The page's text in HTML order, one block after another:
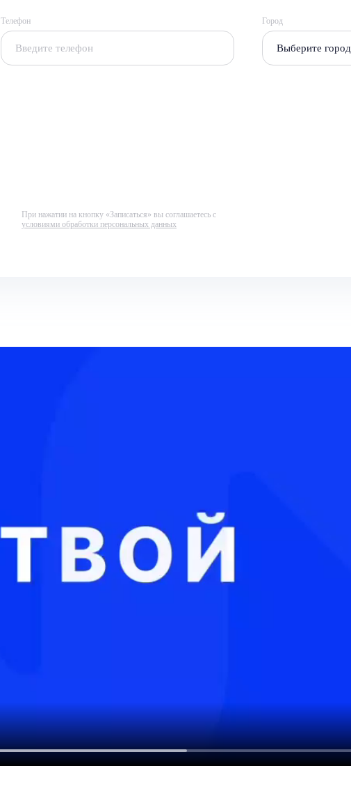
Телефон Город
Выберите город
При нажатии на кнопку «Записаться» вы соглашаетесь с
условиями обработки персональных данных